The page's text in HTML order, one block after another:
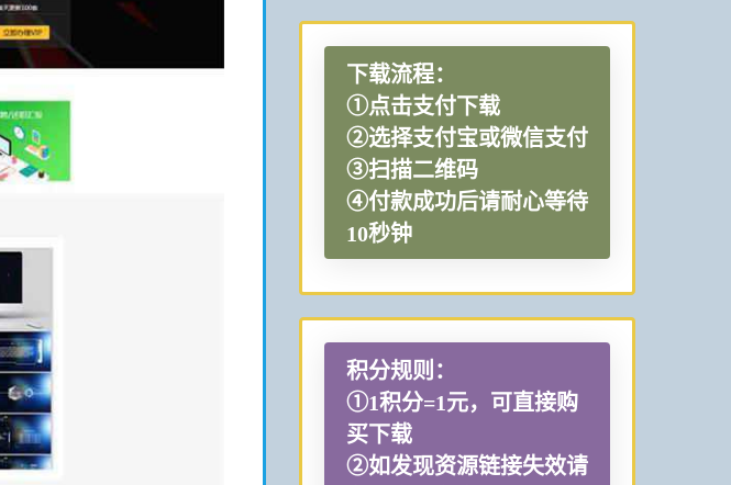
下载流程：
①点击支付下载
②选择支付宝或微信支付
③扫描二维码
④付款成功后请耐心等待
10秒钟
积分规则：
①1积分=1元，可直接购
买下载
②如发现资源链接失效请